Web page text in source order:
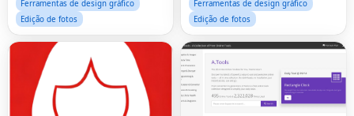
imagem para WPLace
Ferramentas de design gráfico
Edição de fotos
Ferramentas de design gráfico
Edição de fotos